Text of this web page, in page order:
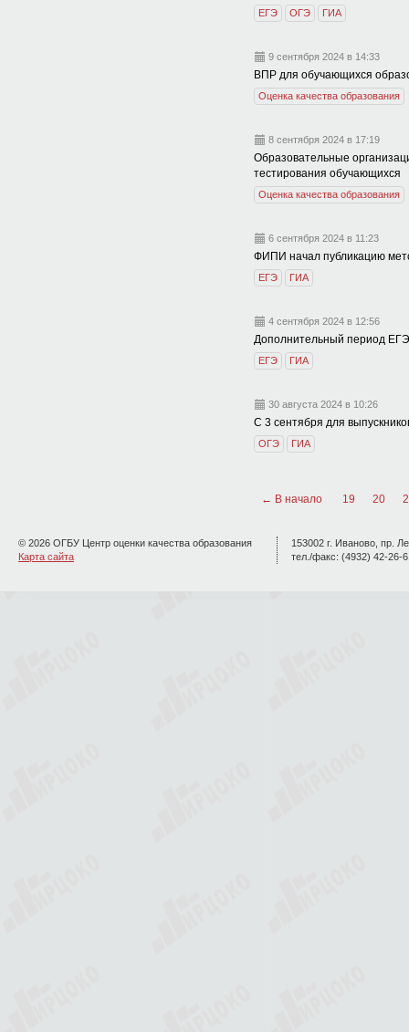
ЕГЭ ОГЭ ГИА
9 сентября 2024 в 14:33
ВПР для обучающихся
Оценка качества образования
8 сентября 2024 в 17:19
Образовательные
тестирования обучающихся
Оценка качества образования
6 сентября 2024 в 11:23
ФИПИ начал публикацию
ЕГЭ ГИА
4 сентября 2024 в 12:56
Дополнительный период
ЕГЭ ГИА
30 августа 2024 в 10:26
С 3 сентября для
ОГЭ ГИА
← В начало 19 20
© 2026 ОГБУ Центр оценки качества образования
Карта сайта
153002 г. Иваново, пр.
тел./факс: (4932) 42-26-